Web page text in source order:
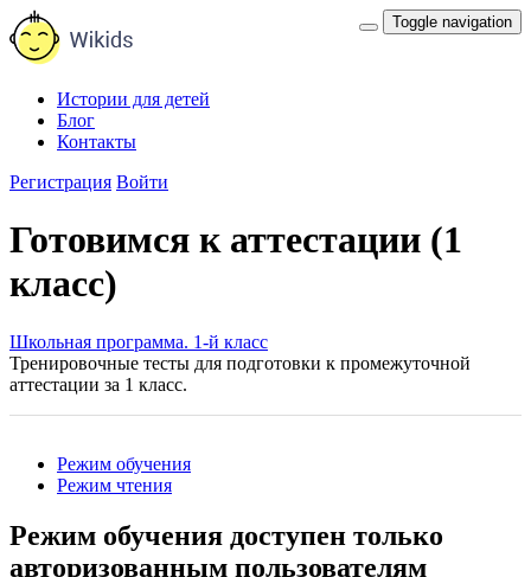
Toggle navigation
Истории для детей
Блог
Контакты
Регистрация Войти
Готовимся к аттестации (1
класс)
Школьная программа. 1-й класс
Тренировочные тесты для подготовки к промежуточной
аттестации за 1 класс.
Режим обучения
Режим чтения
Режим обучения доступен только
авторизованным пользователям